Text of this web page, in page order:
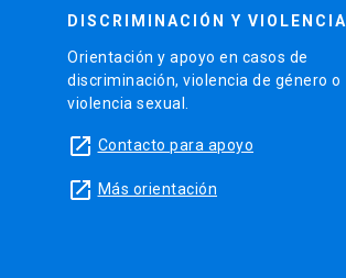
DISCRIMINACIÓN Y VIOLENCIA
Orientación y apoyo en casos de
discriminación, violencia de género o
violencia sexual.
launch Contacto para apoyo
launch Más orientación